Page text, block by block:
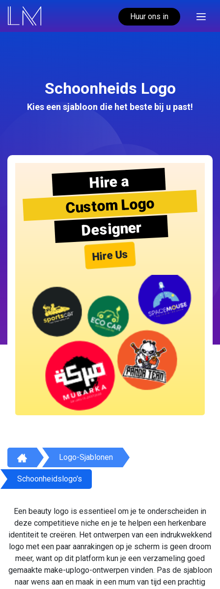
Huur ons in
Schoonheids Logo
Kies een sjabloon die het beste bij u past!
Hire a
Custom Logo
Designer
Hire Us
Logo-Sjablonen
Schoonheidslogo's
Een beauty logo is essentieel om je te onderscheiden in
deze competitieve niche en je te helpen een herkenbare
identiteit te creëren. Het ontwerpen van een indrukwekkend
logo met een paar aanrakingen op je scherm is geen droom
meer, want op dit platform kun je een verzameling goed
gemaakte make-uplogo-ontwerpen vinden. Pas de sjabloon
naar wens aan en maak in een mum van tijd een prachtig